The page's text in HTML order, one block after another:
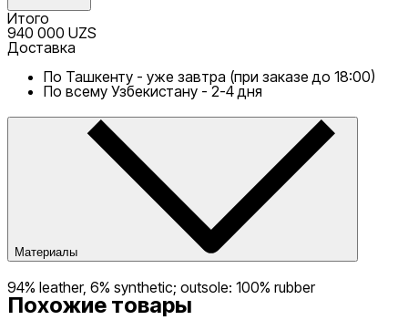
Итого
940 000 UZS
Доставка
По Ташкенту - уже завтра (при заказе до 18:00)
По всему Узбекистану - 2-4 дня
Материалы
94% leather, 6% synthetic; outsole: 100% rubber
Похожие товары